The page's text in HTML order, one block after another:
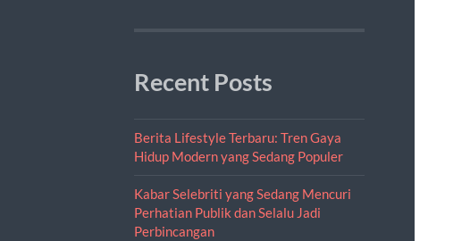
Recent Posts
Berita Lifestyle Terbaru: Tren Gaya
Hidup Modern yang Sedang Populer
Kabar Selebriti yang Sedang Mencuri
Perhatian Publik dan Selalu Jadi
Perbincangan